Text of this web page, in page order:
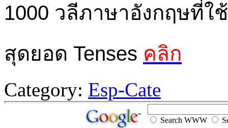
1000 วลีภาษาอังกฤษที่ใ
สุดยอด Tenses คลิก
Category: Esp-Cate
Search WWW